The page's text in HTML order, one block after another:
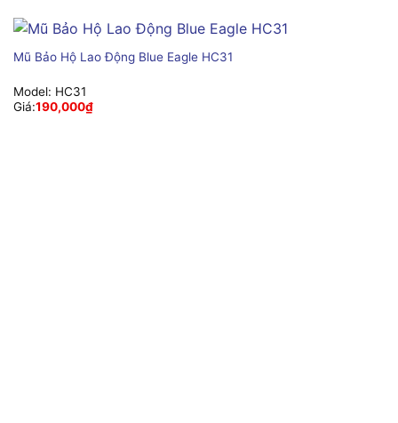
Mũ Bảo Hộ Lao Động Blue Eagle HC31
Model: HC31
Giá:190,000₫